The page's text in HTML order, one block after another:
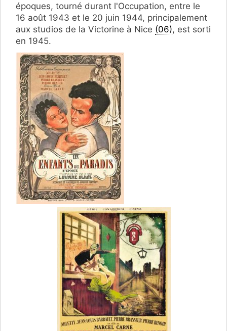
époques, tourné durant l'Occupation, entre le
16 août 1943 et le 20 juin 1944, principalement
aux studios de la Victorine à Nice (06), est sorti
en 1945.